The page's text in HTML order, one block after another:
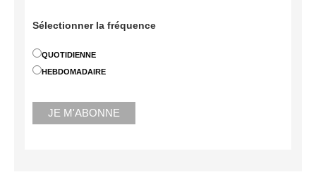
Sélectionner la fréquence
QUOTIDIENNE
HEBDOMADAIRE